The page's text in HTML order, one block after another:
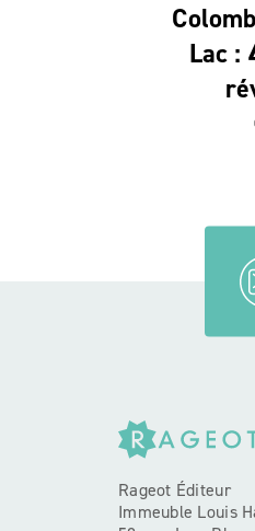
Lac :
Rageot Éditeur
Immeuble Louis